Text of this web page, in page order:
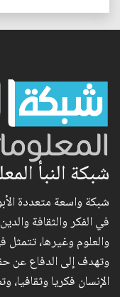
شبكة النبأ
شبكة واسعة متعددة
في الفكر والثقافة
والعلوم وغيرها،
وتهدف إلى الدفاع عن
الإنسان فكريا وثقافيا،